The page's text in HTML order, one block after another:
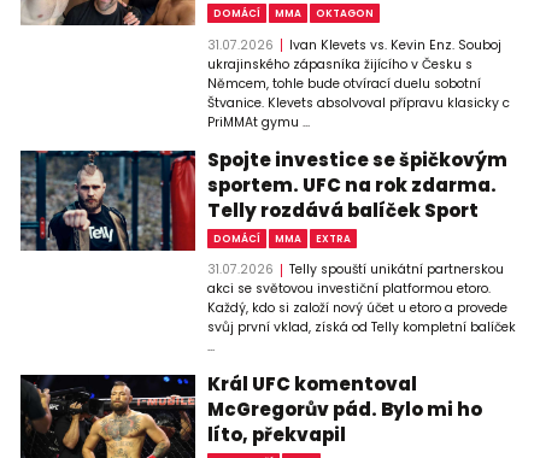
DOMÁCÍ MMA OKTAGON
31.07.2026
Ivan Klevets vs. Kevin Enz. Souboj
ukrajinského zápasníka žijícího v Česku s
Němcem, tohle bude otvírací duelu sobotní
Štvanice. Klevets absolvoval přípravu klasicky c
PriMMAt gymu ...
Spojte investice se špičkovým
sportem. UFC na rok zdarma.
Telly rozdává balíček Sport
DOMÁCÍ MMA EXTRA
31.07.2026
Telly spouští unikátní partnerskou
akci se světovou investiční platformou etoro.
Každý, kdo si založí nový účet u etoro a provede
svůj první vklad, získá od Telly kompletní balíček
...
Král UFC komentoval
McGregorův pád. Bylo mi ho
líto, překvapil